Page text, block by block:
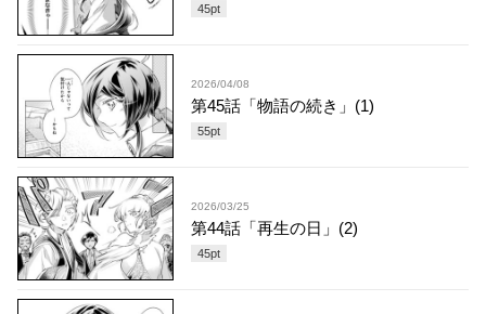
45pt
2026/04/08
第45話「物語の続き」(1)
55pt
2026/03/25
第44話「再生の日」(2)
45pt